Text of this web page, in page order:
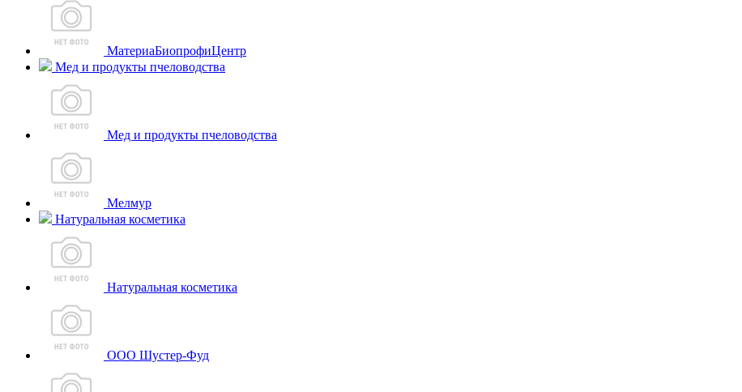
МатериаБиопрофиЦентр
Мед и продукты пчеловодства
Мед и продукты пчеловодства
Мелмур
Натуральная косметика
Натуральная косметика
ООО Шустер-Фуд